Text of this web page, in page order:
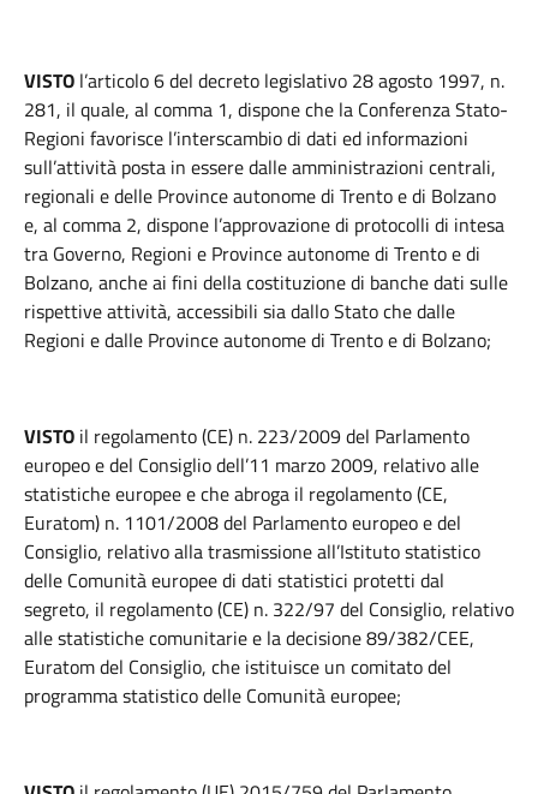
VISTO l’articolo 6 del decreto legislativo 28 agosto 1997, n.
281, il quale, al comma 1, dispone che la Conferenza Stato-
Regioni favorisce l’interscambio di dati ed informazioni
sull’attività posta in essere dalle amministrazioni centrali,
regionali e delle Province autonome di Trento e di Bolzano
e, al comma 2, dispone l’approvazione di protocolli di intesa
tra Governo, Regioni e Province autonome di Trento e di
Bolzano, anche ai fini della costituzione di banche dati sulle
rispettive attività, accessibili sia dallo Stato che dalle
Regioni e dalle Province autonome di Trento e di Bolzano;
VISTO il regolamento (CE) n. 223/2009 del Parlamento
europeo e del Consiglio dell’11 marzo 2009, relativo alle
statistiche europee e che abroga il regolamento (CE,
Euratom) n. 1101/2008 del Parlamento europeo e del
Consiglio, relativo alla trasmissione all’Istituto statistico
delle Comunità europee di dati statistici protetti dal
segreto, il regolamento (CE) n. 322/97 del Consiglio, relativo
alle statistiche comunitarie e la decisione 89/382/CEE,
Euratom del Consiglio, che istituisce un comitato del
programma statistico delle Comunità europee;